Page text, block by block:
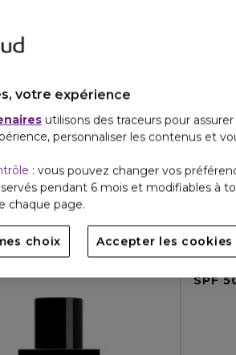
REPAIR
REPAIR SER.30ML FL
101,50 € 4 2
GUCCI
Eau de
SPF
votre expérience
utilisons des traceurs pour
personnaliser les contenus et
: vous pouvez changer vos
pendant 6 mois et modifiables à
chaque page.
choix Accepter les cookies